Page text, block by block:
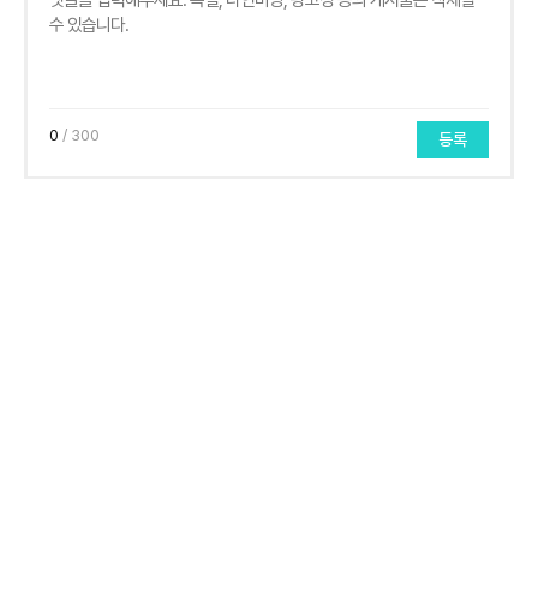
0 / 300 등록